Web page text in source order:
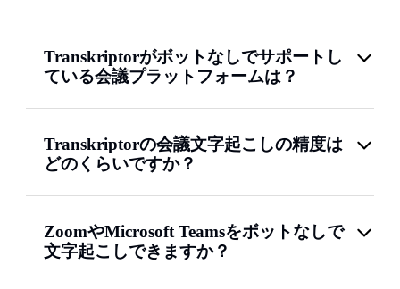
Transkriptorがボットなしでサポートし
ている会議プラットフォームは？
Transkriptorの会議文字起こしの精度は
どのくらいですか？
ZoomやMicrosoft Teamsをボットなしで
文字起こしできますか？